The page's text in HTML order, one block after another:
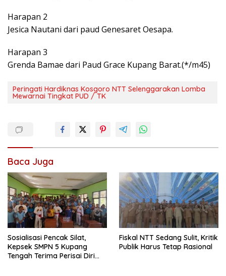
Harapan 2
Jesica Nautani dari paud Genesaret Oesapa.
Harapan 3
Grenda Bamae dari Paud Grace Kupang Barat.(*/m45)
Peringati Hardiknas Kosgoro NTT Selenggarakan Lomba
Mewarnai Tingkat PUD / TK
Baca Juga
Sosialisasi Pencak Silat,
Kepsek SMPN 5 Kupang
Tengah Terima Perisai Diri
Fiskal NTT Sedang Sulit, Kritik
Publik Harus Tetap Rasional